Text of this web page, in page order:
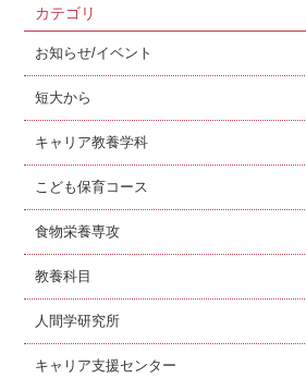
カテゴリ
お知らせ/イベント
短大から
キャリア教養学科
こども保育コース
食物栄養専攻
教養科目
人間学研究所
キャリア支援センター